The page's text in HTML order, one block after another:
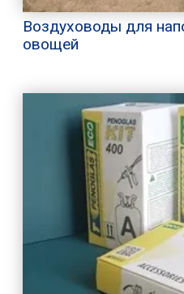
Воздуховоды для
овощей